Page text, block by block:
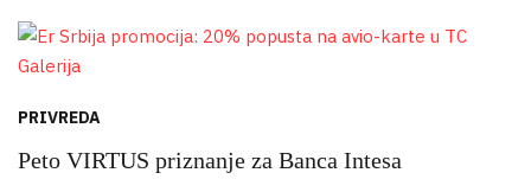
PRIVREDA
Peto VIRTUS priznanje za Banca Intesa